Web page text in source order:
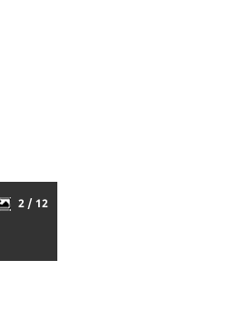
2 / 12